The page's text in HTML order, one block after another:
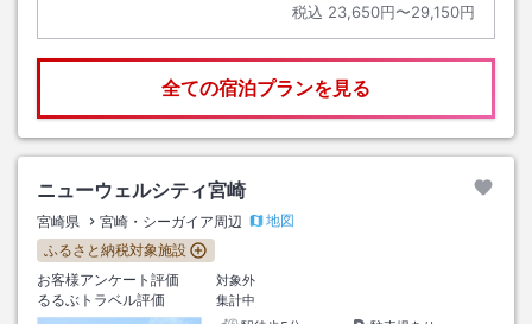
税込 23,650円〜29,150円
全ての宿泊プランを見る
ニューウェルシティ宮崎
宮崎県 宮崎・シーガイア周辺
地図
ふるさと納税対象施設
お客様アンケート評価
対象外
るるぶトラベル評価
集計中